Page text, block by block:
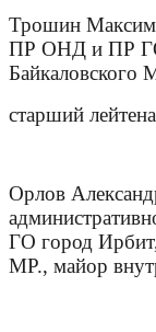
Трошин
ПР ОНД и ПР
Байкаловского
старший
Орлов
ГО город
МР., майор